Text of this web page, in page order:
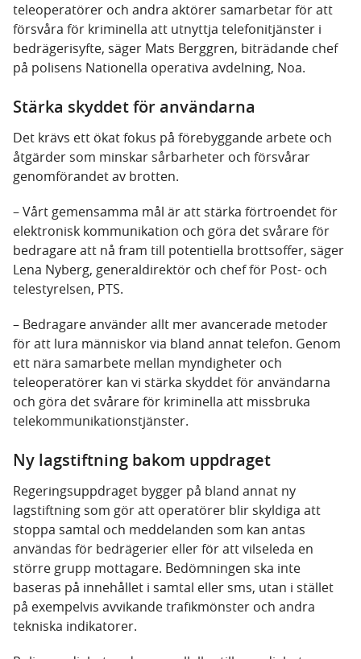
teleoperatörer och andra aktörer samarbetar för att
försvåra för kriminella att utnyttja telefonitjänster i
bedrägerisyfte, säger Mats Berggren, biträdande chef
på polisens Nationella operativa avdelning, Noa.
Stärka skyddet för användarna
Det krävs ett ökat fokus på förebyggande arbete och
åtgärder som minskar sårbarheter och försvårar
genomförandet av brotten.
– Vårt gemensamma mål är att stärka förtroendet för
elektronisk kommunikation och göra det svårare för
bedragare att nå fram till potentiella brottsoffer, säger
Lena Nyberg, generaldirektör och chef för Post- och
telestyrelsen, PTS.
– Bedragare använder allt mer avancerade metoder
för att lura människor via bland annat telefon. Genom
ett nära samarbete mellan myndigheter och
teleoperatörer kan vi stärka skyddet för användarna
och göra det svårare för kriminella att missbruka
telekommunikationstjänster.
Ny lagstiftning bakom uppdraget
Regeringsuppdraget bygger på bland annat ny
lagstiftning som gör att operatörer blir skyldiga att
stoppa samtal och meddelanden som kan antas
användas för bedrägerier eller för att vilseleda en
större grupp mottagare. Bedömningen ska inte
baseras på innehållet i samtal eller sms, utan i stället
på exempelvis avvikande trafikmönster och andra
tekniska indikatorer.